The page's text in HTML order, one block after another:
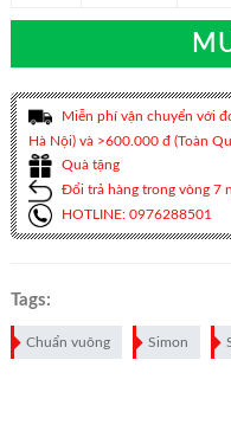
Miễn phí vận chuyển với
Hà Nội) và >600.000 đ (Toàn
Quà tặng
Đổi trả hàng trong vòng 7
HOTLINE: 0976288501
Tags:
Chuẩn vuông Simon